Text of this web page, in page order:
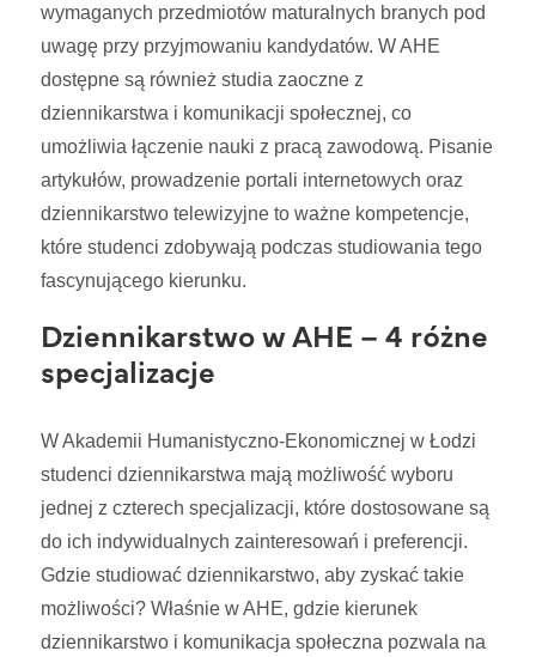
wymaganych przedmiotów maturalnych branych pod
uwagę przy przyjmowaniu kandydatów. W AHE
dostępne są również studia zaoczne z
dziennikarstwa i komunikacji społecznej, co
umożliwia łączenie nauki z pracą zawodową. Pisanie
artykułów, prowadzenie portali internetowych oraz
dziennikarstwo telewizyjne to ważne kompetencje,
które studenci zdobywają podczas studiowania tego
fascynującego kierunku.
Dziennikarstwo w AHE – 4 różne
specjalizacje
W Akademii Humanistyczno-Ekonomicznej w Łodzi
studenci dziennikarstwa mają możliwość wyboru
jednej z czterech specjalizacji, które dostosowane są
do ich indywidualnych zainteresowań i preferencji.
Gdzie studiować dziennikarstwo, aby zyskać takie
możliwości? Właśnie w AHE, gdzie kierunek
dziennikarstwo i komunikacja społeczna pozwala na